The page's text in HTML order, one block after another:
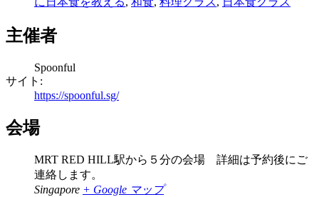
主催者
Spoonful
サイト:
https://spoonful.sg/
会場
MRT RED HILL駅から５分の会場 詳細は予約後にご
連絡します。
Singapore + Google マップ